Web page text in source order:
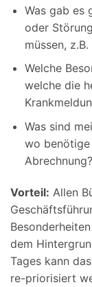
Was gab es
oder
müssen,
Welche
welche die
Was sind
wo
Abrechnung?
Vorteil: Allen
dem
Tages kann
re-priorisiert